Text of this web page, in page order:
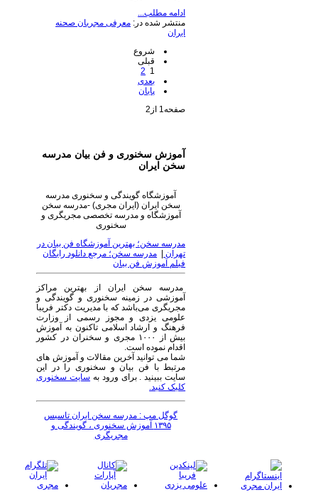
ادامه مطلب...
منتشر شده در: معرفی مجریان صحنه
ایران
شروع
قبلی
1
2
بعدی
پایان
صفحه1 از2
آموزش سخنوری و فن بیان مدرسه
سخن ایران
آموزشگاه گویندگی و سخنوری مدرسه
سخن ایران (ایران مجری) -مدرسه سخن
آموزشگاه و مدرسه تخصصی مجریگری و
سخنوری
مدرسه سخن؛ بهترین آموزشگاه فن بیان در
تهران
مدرسه سخن؛ مرجع دانلود رایگان
فیلم آموزش فن بیان
مدرسه سخن ایران از بهترین مراکز
آموزشی در زمینه سخنوری و گویندگی و
مجریگری می‌باشد که با مدیریت دکتر فریبا
علومی یزدی و مجوز رسمی از وزارت
فرهنگ و ارشاد اسلامی تاکنون به آموزش
بیش از ۱۰۰۰ مجری و سخنران در کشور
اقدام نموده است.
شما می توانید آخرین مقالات و آموزش های
مرتبط با فن بیان و سخنوری را در این
سایت ببینید . برای ورود به سایت سخنوری
کلیک کنید.
گوگل مپ : مدرسه سخن ایران تاسیس
۱۳۹۵ آموزش سخنوری ، گویندگی و
مجریگری